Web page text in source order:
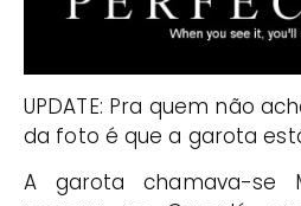
UPDATE: Pra quem não
da foto é que a garota está
A garota chamava-se